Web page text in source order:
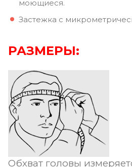
моющиеся.
Застежка с
РАЗМЕРЫ:
Обхват головы